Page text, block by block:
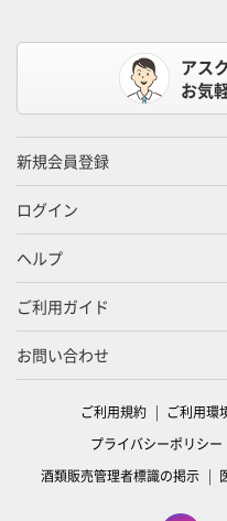
アス
お気
新規会員登録
ログイン
ヘルプ
ご利用ガイド
お問い合わせ
ご利用規約 ご利用環
プライバシーポリシー
酒類販売管理者標識の掲示